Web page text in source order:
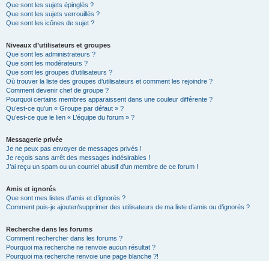
Que sont les sujets épinglés ?
Que sont les sujets verrouillés ?
Que sont les icônes de sujet ?
Niveaux d’utilisateurs et groupes
Que sont les administrateurs ?
Que sont les modérateurs ?
Que sont les groupes d’utilisateurs ?
Où trouver la liste des groupes d’utilisateurs et comment les rejoindre ?
Comment devenir chef de groupe ?
Pourquoi certains membres apparaissent dans une couleur différente ?
Qu’est-ce qu’un « Groupe par défaut » ?
Qu’est-ce que le lien « L’équipe du forum » ?
Messagerie privée
Je ne peux pas envoyer de messages privés !
Je reçois sans arrêt des messages indésirables !
J’ai reçu un spam ou un courriel abusif d’un membre de ce forum !
Amis et ignorés
Que sont mes listes d’amis et d’ignorés ?
Comment puis-je ajouter/supprimer des utilisateurs de ma liste d’amis ou d’ignorés ?
Recherche dans les forums
Comment rechercher dans les forums ?
Pourquoi ma recherche ne renvoie aucun résultat ?
Pourquoi ma recherche renvoie une page blanche ?!